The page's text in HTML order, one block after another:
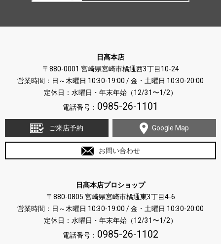
日髙本店
〒880-0001 宮崎県宮崎市橘通西3丁目10-24
営業時間：日～木曜日 10:30-19:00 / 金・土曜日 10:30-20:00
定休日：水曜日・年末年始（12/31〜1/2）
電話番号： 0985-26-1101
ご来店予約 Google Map
お問い合わせ
日髙本店プロショップ
〒880-0805 宮崎県宮崎市橘通東3丁目4-6
営業時間：日～木曜日 10:30-19:00 / 金・土曜日 10:30-20:00
定休日：水曜日・年末年始（12/31〜1/2）
電話番号： 0985-26-1102